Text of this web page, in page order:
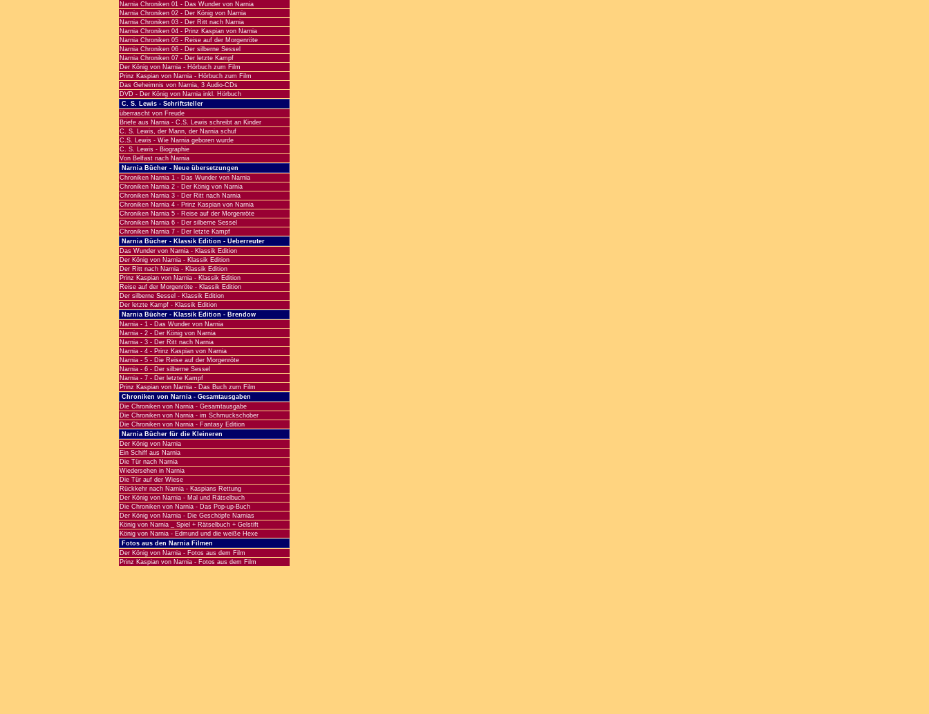
Narnia Chroniken 01 - Das Wunder von Narnia
Narnia Chroniken 02 - Der König von Narnia
Narnia Chroniken 03 - Der Ritt nach Narnia
Narnia Chroniken 04 - Prinz Kaspian von Narnia
Narnia Chroniken 05 - Reise auf der Morgenröte
Narnia Chroniken 06 - Der silberne Sessel
Narnia Chroniken 07 - Der letzte Kampf
Der König von Narnia - Hörbuch zum Film
Prinz Kaspian von Narnia - Hörbuch zum Film
Das Geheimnis von Narnia, 3 Audio-CDs
DVD - Der König von Narnia inkl. Hörbuch
C. S. Lewis - Schriftsteller
überrascht von Freude
Briefe aus Narnia - C.S. Lewis schreibt an Kinder
C. S. Lewis, der Mann, der Narnia schuf
C.S. Lewis - Wie Narnia geboren wurde
C. S. Lewis - Biographie
Von Belfast nach Narnia
Narnia Bücher - Neue übersetzungen
Chroniken Narnia 1 - Das Wunder von Narnia
Chroniken Narnia 2 - Der König von Narnia
Chroniken Narnia 3 - Der Ritt nach Narnia
Chroniken Narnia 4 - Prinz Kaspian von Narnia
Chroniken Narnia 5 - Reise auf der Morgenröte
Chroniken Narnia 6 - Der silberne Sessel
Chroniken Narnia 7 - Der letzte Kampf
Narnia Bücher - Klassik Edition - Ueberreuter
Das Wunder von Narnia - Klassik Edition
Der König von Narnia - Klassik Edition
Der Ritt nach Narnia - Klassik Edition
Prinz Kaspian von Narnia - Klassik Edition
Reise auf der Morgenröte - Klassik Edition
Der silberne Sessel - Klassik Edition
Der letzte Kampf - Klassik Edition
Narnia Bücher - Klassik Edition - Brendow
Narnia - 1 - Das Wunder von Narnia
Narnia - 2 - Der König von Narnia
Narnia - 3 - Der Ritt nach Narnia
Narnia - 4 - Prinz Kaspian von Narnia
Narnia - 5 - Die Reise auf der Morgenröte
Narnia - 6 - Der silberne Sessel
Narnia - 7 - Der letzte Kampf
Prinz Kaspian von Narnia - Das Buch zum Film
Chroniken von Narnia - Gesamtausgaben
Die Chroniken von Narnia - Gesamtausgabe
Die Chroniken von Narnia - im Schmuckschober
Die Chroniken von Narnia - Fantasy Edition
Narnia Bücher für die Kleineren
Der König von Narnia
Ein Schiff aus Narnia
Die Tür nach Narnia
Wiedersehen in Narnia
Die Tür auf der Wiese
Rückkehr nach Narnia - Kaspians Rettung
Der König von Narnia - Mal und Rätselbuch
Die Chroniken von Narnia - Das Pop-up-Buch
Der König von Narnia - Die Geschöpfe Narnias
König von Narnia _ Spiel + Rätselbuch + Gelstift
König von Narnia - Edmund und die weiße Hexe
Fotos aus den Narnia Filmen
Der König von Narnia - Fotos aus dem Film
Prinz Kaspian von Narnia - Fotos aus dem Film